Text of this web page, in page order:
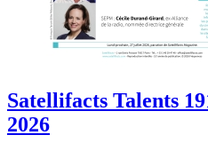
Satellifacts Talents
2026